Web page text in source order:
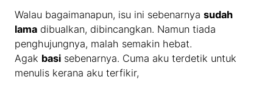
Walau bagaimanapun, isu ini sebenarnyasudah
lama dibualkan, dibincangkan. Namun tiada
penghujungnya, malah semakin hebat.
Agak basi sebenarnya. Cuma aku terdetik untuk
menulis kerana aku terfikir,